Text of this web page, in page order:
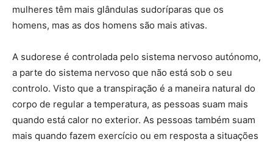
mulheres têm mais glândulas sudoríparas que os
homens, mas as dos homens são mais ativas.
A sudorese é controlada pelo sistema nervoso autónomo,
a parte do sistema nervoso que não está sob o seu
controlo. Visto que a transpiração é a maneira natural do
corpo de regular a temperatura, as pessoas suam mais
quando está calor no exterior. As pessoas também suam
mais quando fazem exercício ou em resposta a situações